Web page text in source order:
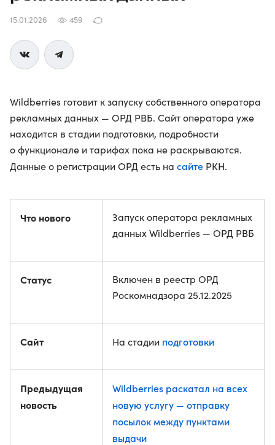
15.01.2026 459
Wildberries готовит к запуску собственного оператора
рекламных данных — ОРД РВБ. Сайт оператора уже
находится в стадии подготовки, подробности
о функционале и тарифах пока не раскрываются.
Данные о регистрации ОРД есть на сайте РКН.
Что нового
Запуск оператора рекламных
данных Wildberries — ОРД РВБ
Статус
Включен в реестр ОРД
Роскомнадзора 25.12.2025
Сайт На стадии подготовки
Предыдущая
новость
Wildberries раскатал на всех
новую услугу — отправку
посылок между пунктами
выдачи